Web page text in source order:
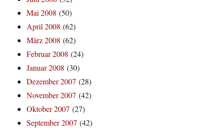
Mai 2008 (50)
April 2008 (62)
März 2008 (62)
Februar 2008 (24)
Januar 2008 (30)
Dezember 2007 (28)
November 2007 (42)
Oktober 2007 (27)
September 2007 (42)